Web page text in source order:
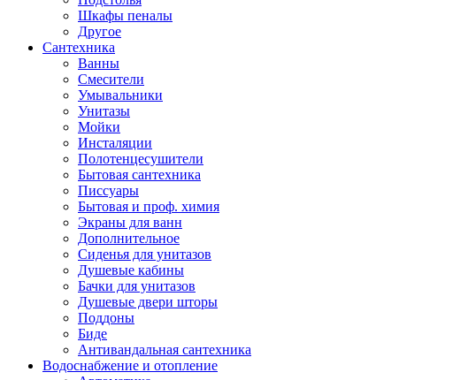
Шкафы пеналы
Другое
Сантехника
Ванны
Смесители
Умывальники
Унитазы
Мойки
Инсталяции
Полотенцесушители
Бытовая сантехника
Писсуары
Бытовая и проф. химия
Экраны для ванн
Дополнительное
Сиденья для унитазов
Душевые кабины
Бачки для унитазов
Душевые двери шторы
Поддоны
Биде
Антивандальная сантехника
Водоснабжение и отопление